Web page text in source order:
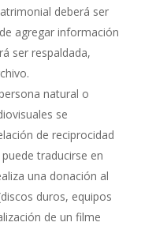
deberá ser
agregar información
ser respaldada,
natural o
se
de reciprocidad
traducirse en
una donación al
duros, equipos
de un filme